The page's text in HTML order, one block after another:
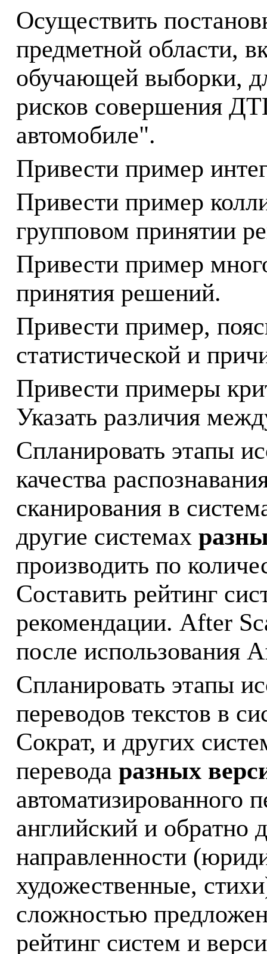
Осуществить
предметной области,
обучающей выборки,
рисков совершения
автомобиле".
Привести пример
Привести пример
групповом принятии
Привести пример
принятия решений.
Привести пример,
статистической и
Привести примеры
Указать различия
Спланировать этапы
качества
сканирования в
другие системах
производить по
Составить рейтинг
рекомендации. After
после использования
Спланировать этапы
переводов текстов в
Сократ, и других
перевода разных
автоматизированного
английский и обратно
направленности
художественные,
сложностью
рейтинг систем и